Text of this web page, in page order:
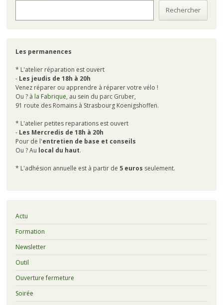
Rechercher
Les permanences
* L'atelier réparation est ouvert
- Les jeudis de 18h à 20h
Venez réparer ou apprendre à réparer votre vélo !
Ou ? à la Fabrique, au sein du parc Gruber,
91 route des Romains à Strasbourg Koenigshoffen.
* L'atelier petites reparations est ouvert
- Les Mercredis de 18h à 20h
Pour de l'entretien de base et conseils
Ou ? Au local du haut.
* L'adhésion annuelle est à partir de 5 euros seulement.
Actu
Formation
Newsletter
Outil
Ouverture fermeture
Soirée